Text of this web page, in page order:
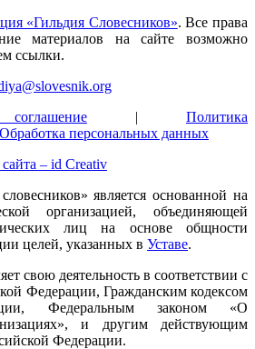
«Гильдия Словесников». Все права
материалов на сайте возможно
ссылки.
| Политика
Обработка персональных данных
– id Creativ
является основанной на
организацией, объединяющей
лиц на основе общности
целей, указанных в Уставе.
свою деятельность в соответствии с
Федерации, Гражданским кодексом
Федеральным законом «О
и другим действующим
Федерации.